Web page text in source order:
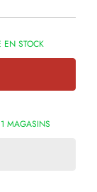
EN STOCK
MAGASINS